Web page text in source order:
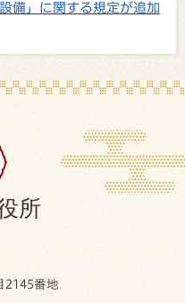
備」に関する規定が追加
所
2145番地